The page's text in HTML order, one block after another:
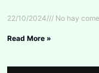
22/10/2024 No hay
Read More »